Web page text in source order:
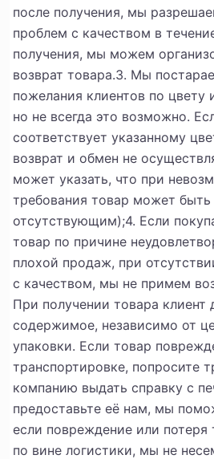
после получения, мы
проблем с качеством в
получения, мы можем
возврат товара.3. Мы
пожелания клиентов по цвету
но не всегда это возможно.
соответствует указанному
возврат и обмен не
может указать, что при
требования товар может быть
отсутствующим);4. Если
товар по причине
плохой продаж, при
с качеством, мы не примем
При получении товара клиент
содержимое, независимо от
упаковки. Если товар
транспортировке, попросите
компанию выдать справку с
предоставьте её нам, мы
если повреждение или потеря
по вине логистики, мы не